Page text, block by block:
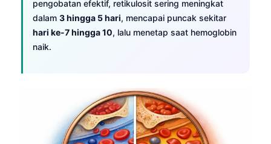
pengobatan efektif, retikulosit sering meningkat
dalam 3 hingga 5 hari, mencapai puncak sekitar
hari ke-7 hingga 10, lalu menetap saat hemoglobin
naik.
Suomi
Hrvatski
سنڌي
සිංහල